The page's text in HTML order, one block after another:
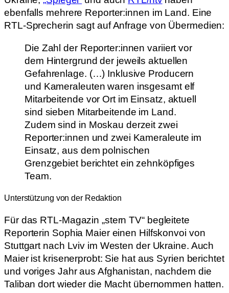
ebenfalls mehrere Reporter:innen im Land. Eine
RTL-Sprecherin sagt auf Anfrage von Übermedien:
Die Zahl der Reporter:innen variiert vor
dem Hintergrund der jeweils aktuellen
Gefahrenlage. (…) Inklusive Producern
und Kameraleuten waren insgesamt elf
Mitarbeitende vor Ort im Einsatz, aktuell
sind sieben Mitarbeitende im Land.
Zudem sind in Moskau derzeit zwei
Reporter:innen und zwei Kameraleute im
Einsatz, aus dem polnischen
Grenzgebiet berichtet ein zehnköpfiges
Team.
Unterstützung von der Redaktion
Für das RTL-Magazin „stern TV“ begleitete
Reporterin Sophia Maier einen Hilfskonvoi von
Stuttgart nach Lviv im Westen der Ukraine. Auch
Maier ist krisenerprobt: Sie hat aus Syrien berichtet
und voriges Jahr aus Afghanistan, nachdem die
Taliban dort wieder die Macht übernommen hatten.